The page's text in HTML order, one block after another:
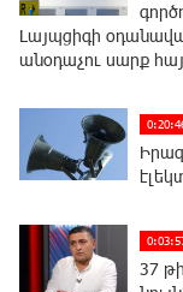
Լայպցիգի
անօդաչու սարք
37